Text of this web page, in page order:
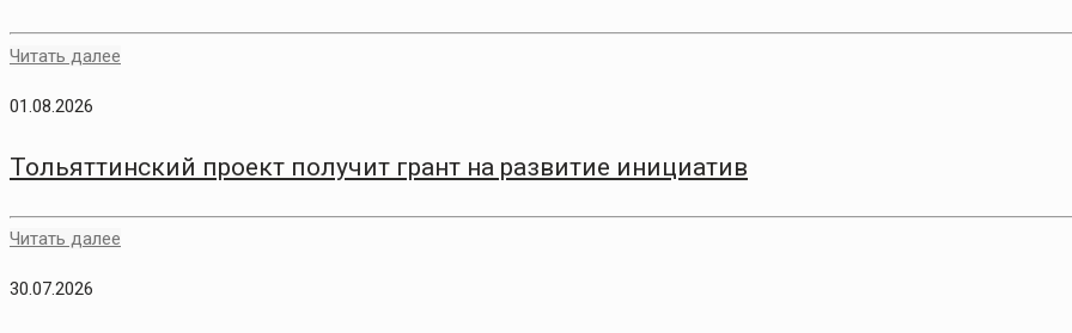
Читать далее
01.08.2026
Тольяттинский проект получит грант на развитие инициатив
Читать далее
30.07.2026